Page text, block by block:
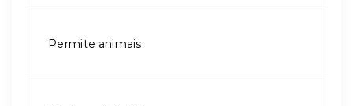
Permite animais